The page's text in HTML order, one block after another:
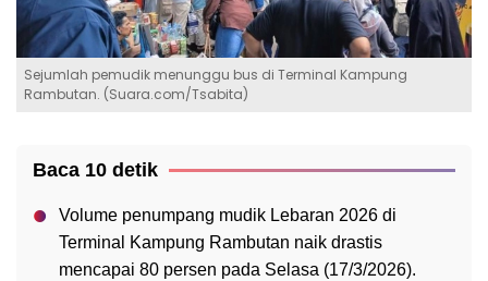
Sejumlah pemudik menunggu bus di Terminal Kampung
Rambutan. (Suara.com/Tsabita)
Baca 10 detik
Volume penumpang mudik Lebaran 2026 di
Terminal Kampung Rambutan naik drastis
mencapai 80 persen pada Selasa (17/3/2026).